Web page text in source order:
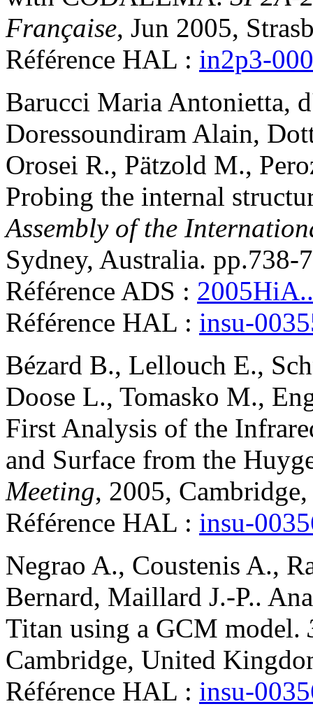
Française, Jun 2005,
Référence HAL : in2p3-
Barucci Maria Antonietta,
Doressoundiram Alain,
Orosei R., Pätzold M.,
Probing the internal
Assembly of the
Sydney, Australia. pp.738-
Référence ADS :
Référence HAL : insu-
Bézard B., Lellouch E.,
Doose L., Tomasko M.,
First Analysis of the
and Surface from the
Meeting, 2005,
Référence HAL : insu-
Negrao A., Coustenis A.,
Bernard, Maillard J.-P..
Titan using a GCM model.
Cambridge, United
Référence HAL : insu-